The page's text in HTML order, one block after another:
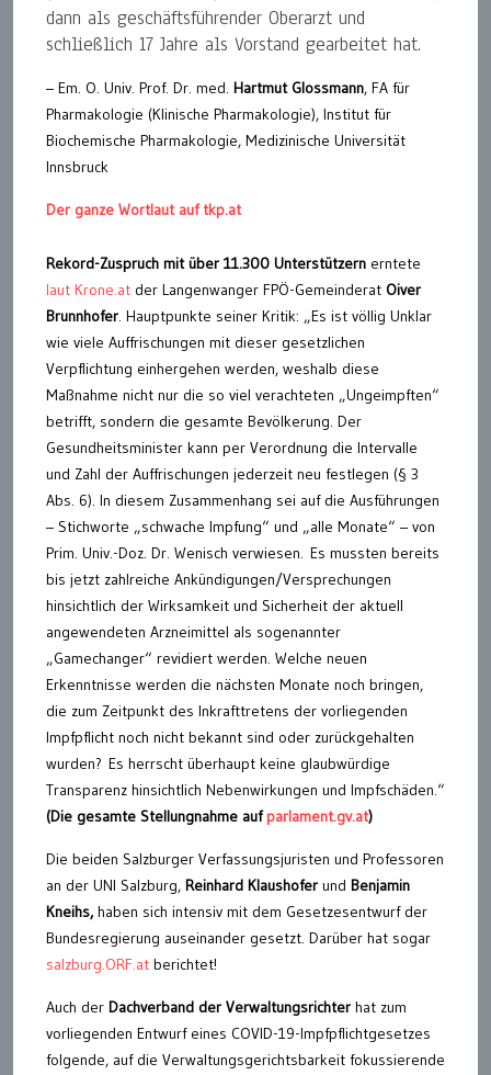
dann als geschäftsführender Oberarzt und
schließlich 17 Jahre als Vorstand gearbeitet hat.
– Em. O. Univ. Prof. Dr. med. Hartmut Glossmann, FA für
Pharmakologie (Klinische Pharmakologie), Institut für
Biochemische Pharmakologie, Medizinische Universität
Innsbruck
Der ganze Wortlaut auf tkp.at
Rekord-Zuspruch mit über 11.300 Unterstützern erntete
laut Krone.at der Langenwanger FPÖ-Gemeinderat Oiver
Brunnhofer. Hauptpunkte seiner Kritik: „Es ist völlig Unklar
wie viele Auffrischungen mit dieser gesetzlichen
Verpflichtung einhergehen werden, weshalb diese
Maßnahme nicht nur die so viel verachteten „Ungeimpften“
betrifft, sondern die gesamte Bevölkerung. Der
Gesundheitsminister kann per Verordnung die Intervalle
und Zahl der Auffrischungen jederzeit neu festlegen (§ 3
Abs. 6). In diesem Zusammenhang sei auf die Ausführungen
– Stichworte „schwache Impfung“ und „alle Monate“ – von
Prim. Univ.-Doz. Dr. Wenisch verwiesen. Es mussten bereits
bis jetzt zahlreiche Ankündigungen/Versprechungen
hinsichtlich der Wirksamkeit und Sicherheit der aktuell
angewendeten Arzneimittel als sogenannter
„Gamechanger“ revidiert werden. Welche neuen
Erkenntnisse werden die nächsten Monate noch bringen,
die zum Zeitpunkt des Inkrafttretens der vorliegenden
Impfpflicht noch nicht bekannt sind oder zurückgehalten
wurden? Es herrscht überhaupt keine glaubwürdige
Transparenz hinsichtlich Nebenwirkungen und Impfschäden.“
(Die gesamte Stellungnahme aufparlament.gv.at)
Die beiden Salzburger Verfassungsjuristen und Professoren
an der UNI Salzburg, Reinhard Klaushofer und Benjamin
Kneihs,haben sich intensiv mit dem Gesetzesentwurf der
Bundesregierung auseinander gesetzt. Darüber hat sogar
salzburg.ORF.at berichtet!
Auch der Dachverband der Verwaltungsrichter hat zum
vorliegenden Entwurf eines COVID-19-Impfpflichtgesetzes
folgende, auf die Verwaltungsgerichtsbarkeit fokussierende